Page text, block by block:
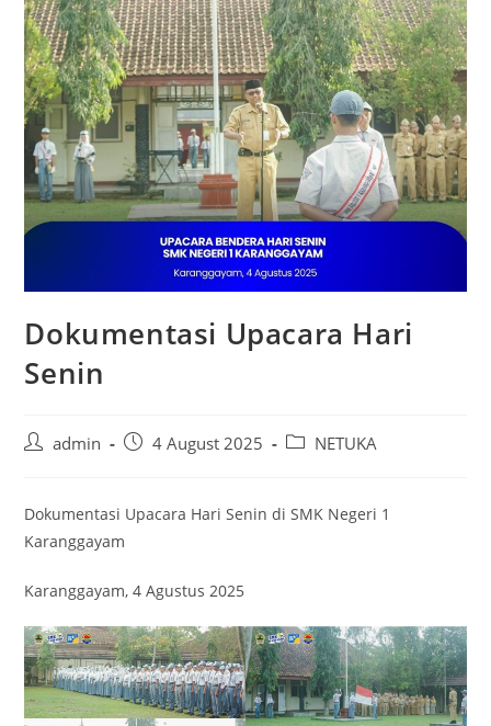
Dokumentasi Upacara Hari
Senin
Postadmin
Post4 August 2025
PostNETUKA
Dokumentasi Upacara Hari Senin di SMK Negeri 1
Karanggayam
Karanggayam, 4 Agustus 2025